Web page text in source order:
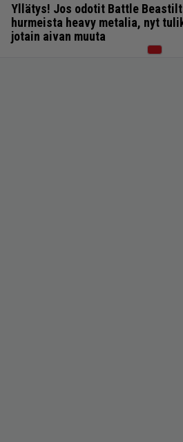
Yllätys! Jos odotit Battle
hurmeista heavy metalia, nyt
jotain aivan muuta